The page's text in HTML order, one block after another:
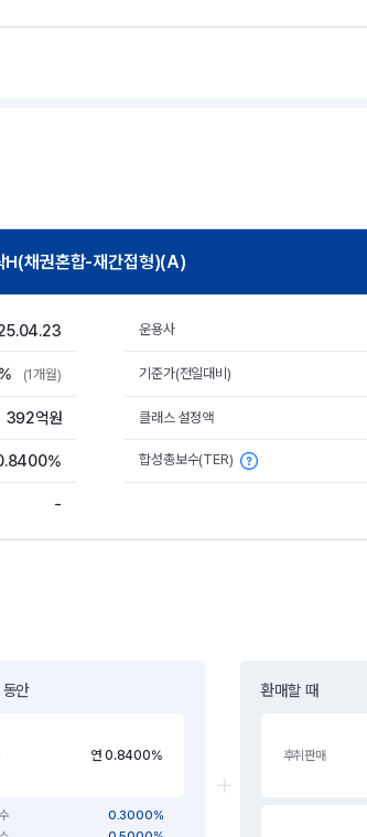
채권혼합-재간접형)(A)
운용사
(1개월) 기준가(전일대비)
392억원 클래스 설정액
합성총보수(TER)
-
안
연 0.8400%
0.3000%
환매할 때
후취판매